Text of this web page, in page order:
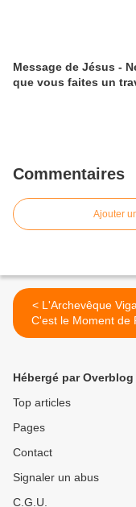
Message de Jésus -
que vous faites un
Commentaires
Ajouter
< L'Archevêque Viganò :
C'est le Moment de
Hébergé par Overblog
Top articles
Pages
Contact
Signaler un abus
C.G.U.